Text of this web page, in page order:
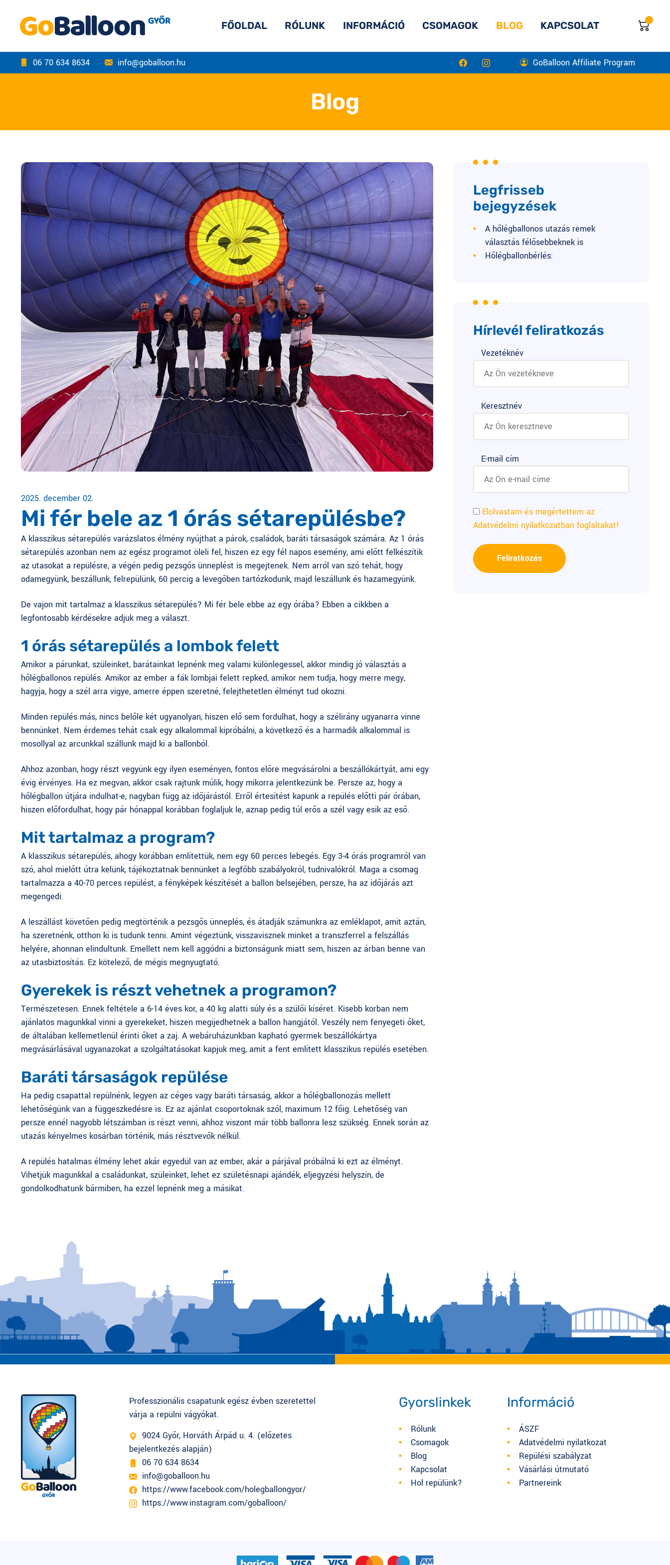
FŐOLDAL RÓLUNK INFORMÁCIÓ CSOMAGOK BLOG KAPCSOLAT
06 70 634 8634 info@goballoon.hu GoBalloon Affiliate Program
Blog
2025. december 02.
Mi fér bele az 1 órás sétarepülésbe?
A klasszikus sétarepülés varázslatos élmény nyújthat a párok, családok, baráti társaságok számára. Az 1 órás
sétarepülés azonban nem az egész programot öleli fel, hiszen ez egy fél napos esemény, ami előtt felkészítik
az utasokat a repülésre, a végén pedig pezsgős ünneplést is megejtenek. Nem arról van szó tehát, hogy
odamegyünk, beszállunk, felrepülünk, 60 percig a levegőben tartózkodunk, majd leszállunk és hazamegyünk.
De vajon mit tartalmaz a klasszikus sétarepülés? Mi fér bele ebbe az egy órába? Ebben a cikkben a
legfontosabb kérdésekre adjuk meg a választ.
1 órás sétarepülés a lombok felett
Amikor a párunkat, szüleinket, barátainkat lepnénk meg valami különlegessel, akkor mindig jó választás a
hőlégballonos repülés. Amikor az ember a fák lombjai felett repked, amikor nem tudja, hogy merre megy,
hagyja, hogy a szél arra vigye, amerre éppen szeretné, felejthetetlen élményt tud okozni.
Minden repülés más, nincs belőle két ugyanolyan, hiszen elő sem fordulhat, hogy a szélirány ugyanarra vinne
bennünket. Nem érdemes tehát csak egy alkalommal kipróbálni, a következő és a harmadik alkalommal is
mosollyal az arcunkkal szállunk majd ki a ballonból.
Ahhoz azonban, hogy részt vegyünk egy ilyen eseményen, fontos előre megvásárolni a beszállókártyát, ami egy
évig érvényes. Ha ez megvan, akkor csak rajtunk múlik, hogy mikorra jelentkezünk be. Persze az, hogy a
hőlégballon útjára indulhat-e, nagyban függ az időjárástól. Erről értesítést kapunk a repülés előtti pár órában,
hiszen előfordulhat, hogy pár hónappal korábban foglaljuk le, aznap pedig túl erős a szél vagy esik az eső.
Mit tartalmaz a program?
A klasszikus sétarepülés, ahogy korábban említettük, nem egy 60 perces lebegés. Egy 3-4 órás programról van
szó, ahol mielőtt útra kelünk, tájékoztatnak bennünket a legfőbb szabályokról, tudnivalókról. Maga a csomag
tartalmazza a 40-70 perces repülést, a fényképek készítését a ballon belsejében, persze, ha az időjárás azt
megengedi.
A leszállást követően pedig megtörténik a pezsgős ünneplés, és átadják számunkra az emléklapot, amit aztán,
ha szeretnénk, otthon ki is tudunk tenni. Amint végeztünk, visszavisznek minket a transzferrel a felszállás
helyére, ahonnan elindultunk. Emellett nem kell aggódni a biztonságunk miatt sem, hiszen az árban benne van
az utasbiztosítás. Ez kötelező, de mégis megnyugtató.
Gyerekek is részt vehetnek a programon?
Természetesen. Ennek feltétele a 6-14 éves kor, a 40 kg alatti súly és a szülői kíséret. Kisebb korban nem
ajánlatos magunkkal vinni a gyerekeket, hiszen megijedhetnek a ballon hangjától. Veszély nem fenyegeti őket,
de általában kellemetlenül érinti őket a zaj. Awebáruházunkban kapható gyermek beszállókártya
megvásárlásával ugyanazokat a szolgáltatásokat kapjuk meg, amit a fent említett klasszikus repülés esetében.
Baráti társaságok repülése
Ha pedig csapattal repülnénk, legyen az céges vagy baráti társaság, akkor a hőlégballonozás mellett
lehetőségünk van a függeszkedésre is. Ez az ajánlat csoportoknak szól, maximum 12 főig. Lehetőség van
persze ennél nagyobb létszámban is részt venni, ahhoz viszont már több ballonra lesz szükség. Ennek során az
utazás kényelmes kosárban történik, más résztvevők nélkül.
A repülés hatalmas élmény lehet akár egyedül van az ember, akár a párjával próbálná ki ezt az élményt.
Vihetjük magunkkal a családunkat, szüleinket, lehet ez születésnapi ajándék, eljegyzési helyszín, de
gondolkodhatunk bármiben, ha ezzel lepnénk meg a másikat.
Legfrisseb
bejegyzések
A hőlégballonos utazás remek
választás félősebbeknek is
Hőlégballonbérlés:
Hírlevél feliratkozás
Vezetéknév
Keresztnév
E-mail cím
Elolvastam és megértettem az
Adatvédelmi nyilatkozatban foglaltakat!
Professzionális csapatunk egész évben szeretettel
várja a repülni vágyókat.
9024 Győr, Horváth Árpád u. 4. (előzetes
bejelentkezés alapján)
06 70 634 8634
info@goballoon.hu
https://www.facebook.com/holegballongyor/
https://www.instagram.com/goballoon/
Gyorslinkek
Rólunk
Csomagok
Blog
Kapcsolat
Hol repülünk?
Információ
ÁSZF
Adatvédelmi nyilatkozat
Repülési szabályzat
Vásárlási útmutató
Partnereink